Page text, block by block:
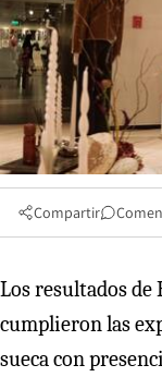
Compartir
Los resultados
cumplieron las
sueca con